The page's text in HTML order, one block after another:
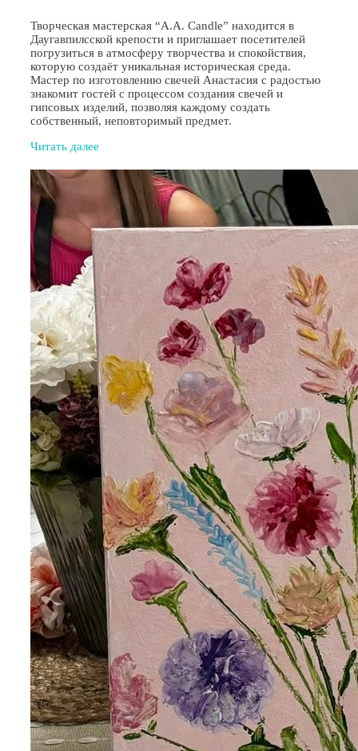
Творческая мастерская “A.A. Candle” находится в
Даугавпилсской крепости и приглашает посетителей
погрузиться в атмосферу творчества и спокойствия,
которую создаёт уникальная историческая среда.
Мастер по изготовлению свечей Анастасия с радостью
знакомит гостей с процессом создания свечей и
гипсовых изделий, позволяя каждому создать
собственный, неповторимый предмет.
Читать далее